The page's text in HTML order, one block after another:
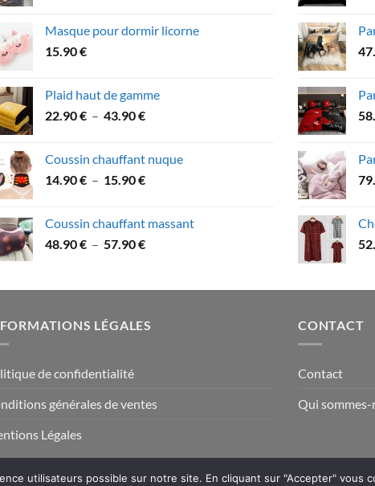
Masque pour dormir licorne
15.90€
Plaid haut de gamme
22.90€ – 43.90€Plage
22.90 €
à
Coussin chauffant nuque
14.90€ – 15.90€Plage
14.90 €
à
Coussin chauffant massant
48.90€ – 57.90€Plage
48.90 €
57.90 €
LÉGALES
de confidentialité
générales de ventes
Légales
CONTACT
Contact
Qui sommes-
utilisateurs possible sur notre site. En cliquant sur "Accepter" vous